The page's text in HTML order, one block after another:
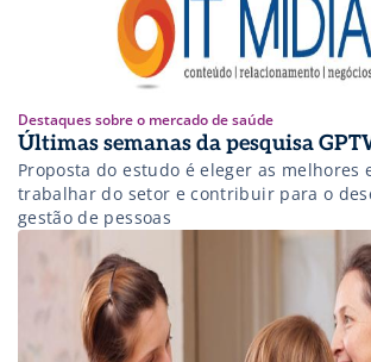
Destaques sobre o mercado de saúde
Últimas semanas da pesquisa
Proposta do estudo é eleger as melhores
trabalhar do setor e contribuir para o
gestão de pessoas